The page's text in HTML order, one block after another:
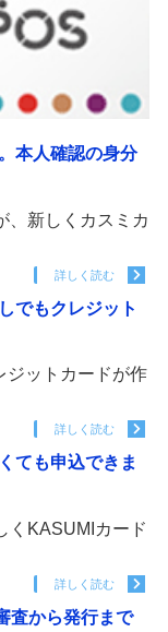
本人確認の身分
、新しくカスミカ
詳しく読む
でもクレジット
ジットカードが作
詳しく読む
ても申込できま
くKASUMIカード
詳しく読む
査から発行まで